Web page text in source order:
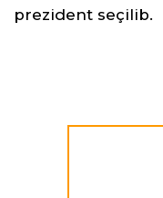
prezident seçilib.